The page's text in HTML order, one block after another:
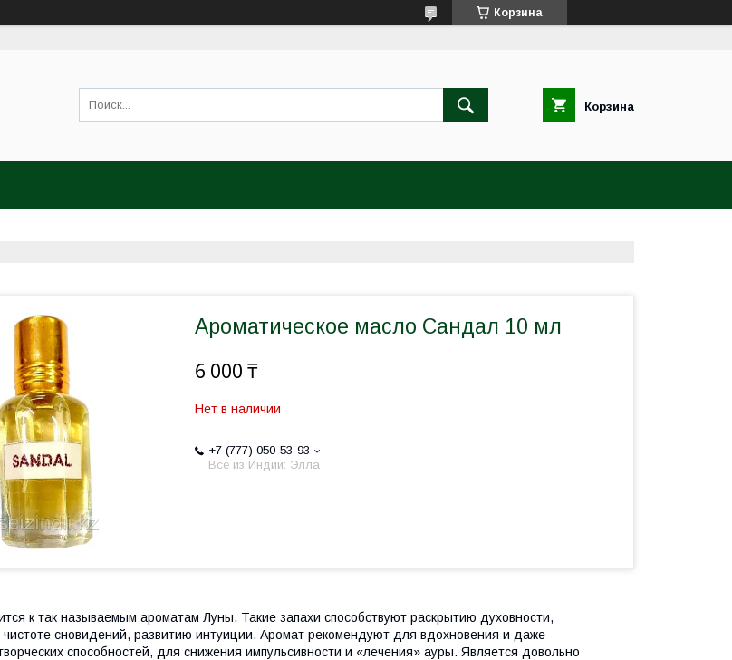
Корзина
Корзина
Ароматическое масло Сандал 10 мл
6 000 ₸
Нет в наличии
+7 (777) 050-53-93
Всё из Индии: Элла
к так называемым ароматам Луны. Такие запахи способствуют раскрытию духовности,
чистоте сновидений, развитию интуиции. Аромат рекомендуют для вдохновения и даже
способностей, для снижения импульсивности и «лечения» ауры. Является довольно